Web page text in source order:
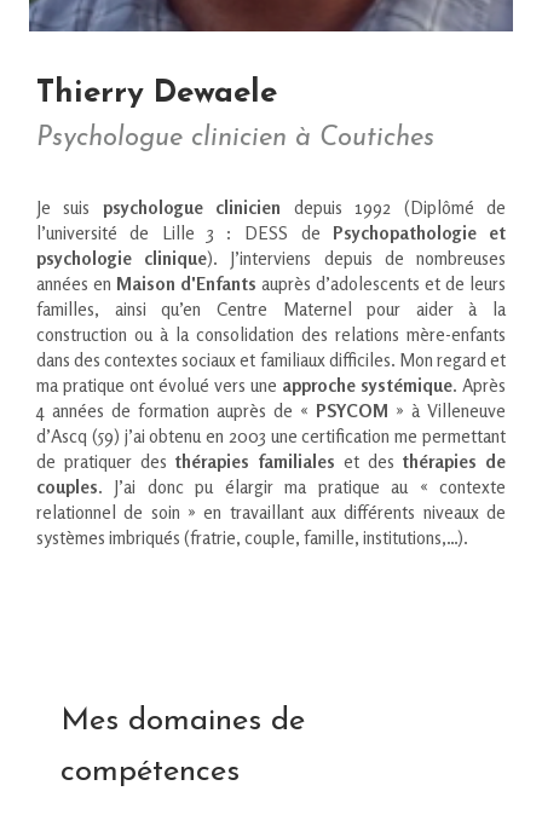
Thierry Dewaele
Psychologue clinicien à Coutiches
Je suis psychologue clinicien depuis 1992 (Diplômé de
l’université de Lille 3 : DESS de Psychopathologie et
psychologie clinique). J’interviens depuis de nombreuses
années en Maison d'Enfants auprès d’adolescents et de leurs
familles, ainsi qu’en Centre Maternel pour aider à la
construction ou à la consolidation des relations mère-enfants
dans des contextes sociaux et familiaux difficiles. Mon regard et
ma pratique ont évolué vers une approche systémique. Après
4 années de formation auprès de « PSYCOM » à Villeneuve
d’Ascq (59) j’ai obtenu en 2003 une certification me permettant
de pratiquer des thérapies familiales et des thérapies de
couples. J’ai donc pu élargir ma pratique au « contexte
relationnel de soin » en travaillant aux différents niveaux de
systèmes imbriqués (fratrie, couple, famille, institutions,…).
Mes domaines de
compétences